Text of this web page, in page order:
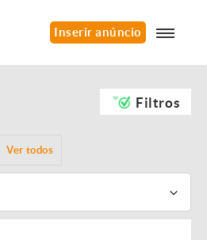
Inserir anúncio
Filtros
Ver todos